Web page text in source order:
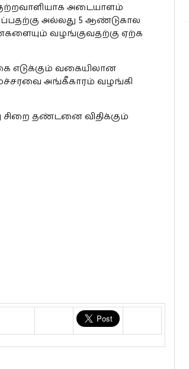
அடையாளம்
அல்லது 5 ஆண்டுகால
வழங்குவதற்கு ஏற்க
எடுக்கும் வகையிலான
அங்கீகாரம் வழங்கி
சிறை தண்டனை விதிக்கும்